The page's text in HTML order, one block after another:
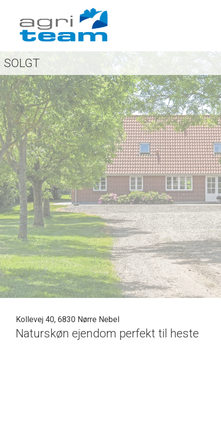
SOLGT
Kollevej 40, 6830 Nørre Nebel
Naturskøn ejendom perfekt til heste